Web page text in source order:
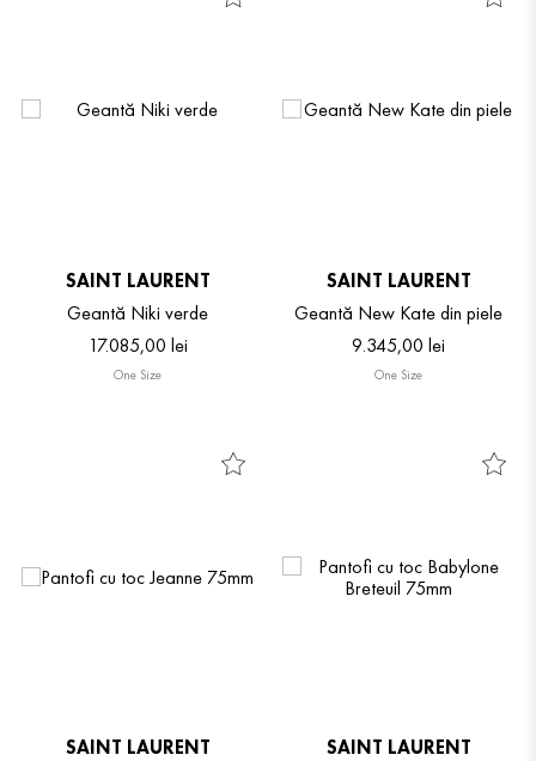
SAINT LAURENT
Geantă Niki verde
17.085,00 lei
One Size
SAINT LAURENT
Geantă New Kate din piele
9.345,00 lei
One Size
SAINT LAURENT
SAINT LAURENT